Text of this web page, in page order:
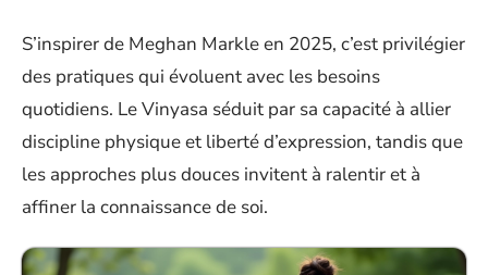
S’inspirer de Meghan Markle en 2025, c’est privilégier
des pratiques qui évoluent avec les besoins
quotidiens. Le Vinyasa séduit par sa capacité à allier
discipline physique et liberté d’expression, tandis que
les approches plus douces invitent à ralentir et à
affiner la connaissance de soi.